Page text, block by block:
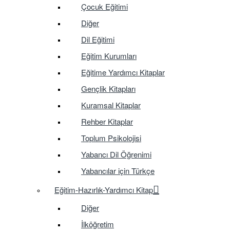
Çocuk Eğitimi
Diğer
Dil Eğitimi
Eğitim Kurumları
Eğitime Yardımcı Kitaplar
Gençlik Kitapları
Kuramsal Kitaplar
Rehber Kitaplar
Toplum Psikolojisi
Yabancı Dil Öğrenimi
Yabancılar için Türkçe
Eğitim-Hazırlık-Yardımcı Kitap
Diğer
İlköğretim